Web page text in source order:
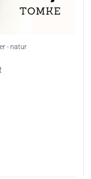
- natur